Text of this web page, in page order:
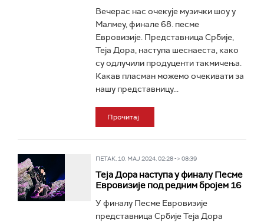
Вечерас нас очекује музички шоу у
Малмеу, финале 68. песме
Евровизије. Представница Србије,
Теја Дора, наступа шеснаеста, како
су одлучили продуценти такмичења.
Какав пласман можемо очекивати за
нашу представницу...
Прочитај
ПЕТАК, 10. МАЈ 2024, 02:28 -> 08:39
Теја Дора наступа у финалу Песме
Евровизије под редним бројем 16
У финалу Песме Евровизије
представница Србије Теја Дора